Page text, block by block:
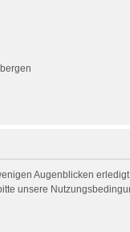
Augenblicken
unsere